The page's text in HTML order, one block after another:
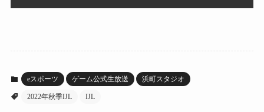
eスポーツ ゲーム公式生放送 浜町スタジオ
2022年秋季IJL IJL